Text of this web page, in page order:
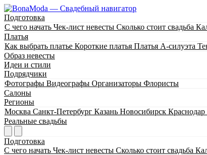
Подготовка
С чего начать Чек-лист невесты Сколько стоит свадьба
Платья
Как выбрать платье Короткие платья Платья А-силуэта
Образ невесты
Идеи и стили
Подрядчики
Фотографы Видеографы Организаторы Флористы
Салоны
Регионы
Москва Санкт-Петербург Казань Новосибирск Краснодар
Реальные свадьбы
Подготовка
С чего начать Чек-лист невесты Сколько стоит свадьба